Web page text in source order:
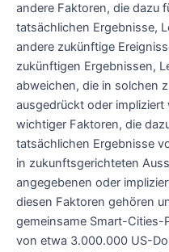
andere Faktoren, die dazu
tatsächlichen Ergebnisse,
andere zukünftige
zukünftigen Ergebnissen,
abweichen, die in solchen
ausgedrückt oder impliziert
wichtiger Faktoren, die
tatsächlichen Ergebnisse
in zukunftsgerichteten
angegebenen oder
diesen Faktoren gehören
gemeinsame Smart-Cities-
von etwa 3.000.000 US-